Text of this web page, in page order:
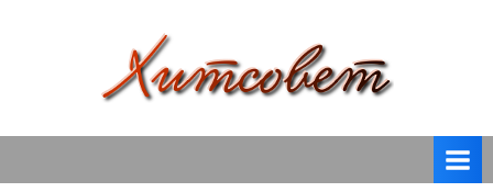
т
спицами,
крючком,